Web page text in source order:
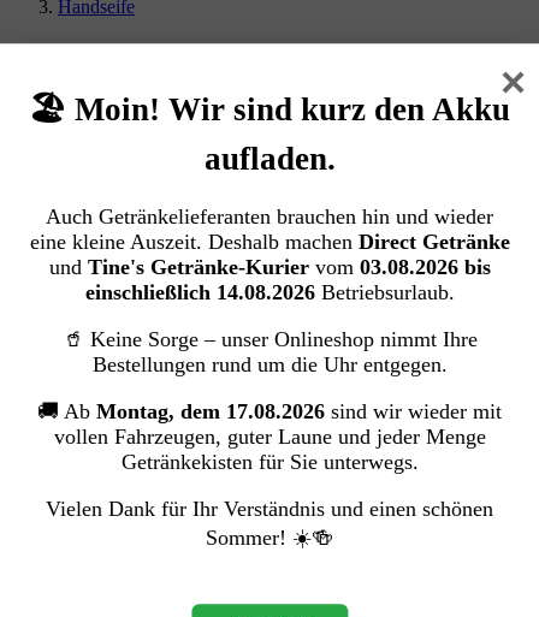
Handseife
(300ml.)
Bildergalerie überspringen
×
🏖️ Moin! Wir sind kurz den Akku
aufladen.
Auch Getränkelieferanten brauchen hin und wieder
eine kleine Auszeit. Deshalb machen Direct Getränke
und Tine's Getränke-Kuriervom 03.08.2026 bis
einschließlich 14.08.2026Betriebsurlaub.
🥤 Keine Sorge – unser Onlineshop nimmt Ihre
Bestellungen rund um die Uhr entgegen.
🚚 Ab Montag, dem 17.08.2026 sind wir wieder mit
vollen Fahrzeugen, guter Laune und jeder Menge
Getränkekisten für Sie unterwegs.
Vielen Dank für Ihr Verständnis und einen schönen
Sommer! ☀️🍻